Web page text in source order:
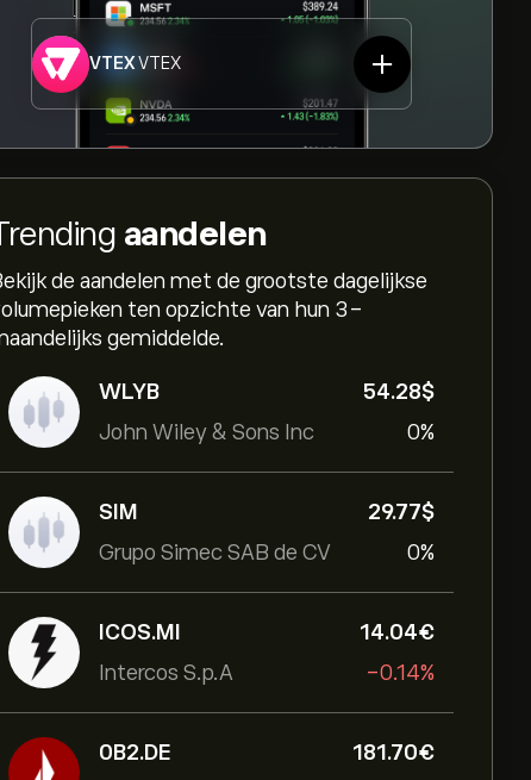
VTEXVTEX
aandelen
de aandelen met de grootste dagelijkse
ten opzichte van hun 3-
gemiddelde.
WLYB
John Wiley & Sons Inc
54.28‎$‎
0%
SIM
Grupo Simec SAB de CV
29.77‎$‎
0%
ICOS.MI
Intercos S.p.A
14.04‎€‎
-0.14%
0B2.DE
181.70‎€‎